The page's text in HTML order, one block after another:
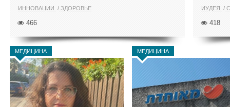
ИННОВАЦИИ ЗДОРОВЬЕ
466
ИУДЕЯ
418
МЕДИЦИНА МЕДИЦИНА